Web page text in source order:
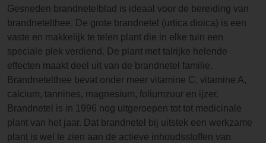
Gesneden brandnetelblad is ideaal voor de bereiding van
brandnetelthee. De grote brandnetel (urtica dioica) is een
vaste en makkelijk te telen plant die in elke tuin een
speciale plek verdiend. De plant met talrijke helende
effecten maakt deel uit van de brandnetel familie.
Brandnetelthee bevat onder meer vitamine C, vitamine A,
calcium, tannines, magnesium, foliumzuur en ijzer.
Brandnetel is in 1996 nog uitgeroepen tot tot medicinale
plant van het jaar. Dat brandnetel bij uitstek een werkzame
plant is wel te zien aan de actieve inhoudsstoffen van